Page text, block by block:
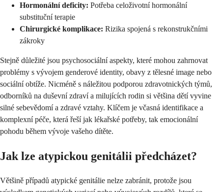
Hormonální deficity: Potřeba celoživotní hormonální
substituční terapie
Chirurgické komplikace: Rizika spojená s rekonstrukčními
zákroky
Stejně důležité jsou psychosociální aspekty, které mohou zahrnovat
problémy s vývojem genderové identity, obavy z tělesné image nebo
sociální obtíže. Nicméně s náležitou podporou zdravotnických týmů,
odborníků na duševní zdraví a milujících rodin si většina dětí vyvine
silné sebevědomí a zdravé vztahy. Klíčem je včasná identifikace a
komplexní péče, která řeší jak lékařské potřeby, tak emocionální
pohodu během vývoje vašeho dítěte.
Jak lze atypickou genitálii předcházet?
Většině případů atypické genitálie nelze zabránit, protože jsou